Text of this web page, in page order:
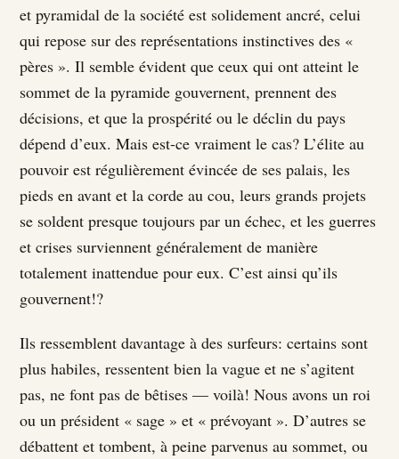
et pyramidal de la société est solidement ancré, celui
qui repose sur des représentations instinctives des «
pères ». Il semble évident que ceux qui ont atteint le
sommet de la pyramide gouvernent, prennent des
décisions, et que la prospérité ou le déclin du pays
dépend d’eux. Mais est-ce vraiment le cas? L’élite au
pouvoir est régulièrement évincée de ses palais, les
pieds en avant et la corde au cou, leurs grands projets
se soldent presque toujours par un échec, et les guerres
et crises surviennent généralement de manière
totalement inattendue pour eux. C’est ainsi qu’ils
gouvernent!?
Ils ressemblent davantage à des surfeurs: certains sont
plus habiles, ressentent bien la vague et ne s’agitent
pas, ne font pas de bêtises — voilà! Nous avons un roi
ou un président « sage » et « prévoyant ». D’autres se
débattent et tombent, à peine parvenus au sommet, ou